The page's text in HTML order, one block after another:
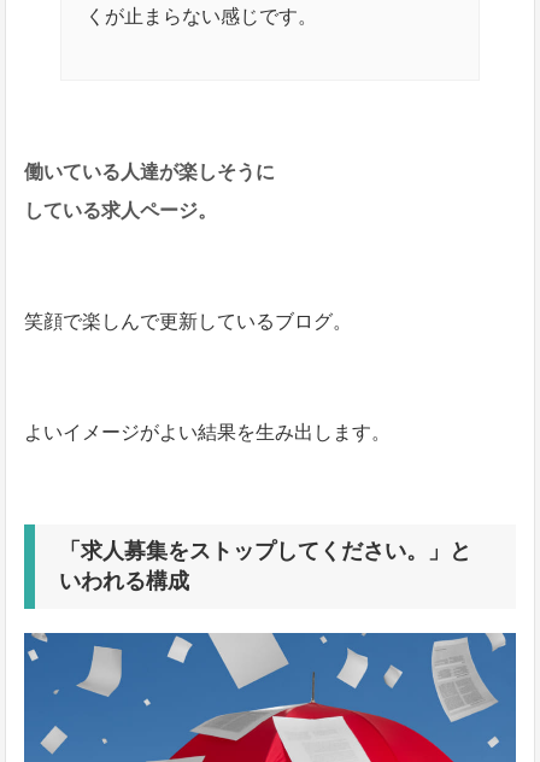
くが止まらない感じです。
働いている人達が楽しそうに
している求人ページ。
笑顔で楽しんで更新しているブログ。
よいイメージがよい結果を生み出します。
「求人募集をストップしてください。」と
いわれる構成